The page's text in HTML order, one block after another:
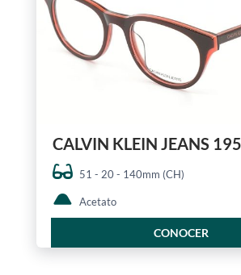
CALVIN KLEIN JEANS
51 - 20 - 140mm (CH)
Acetato
CONOCER